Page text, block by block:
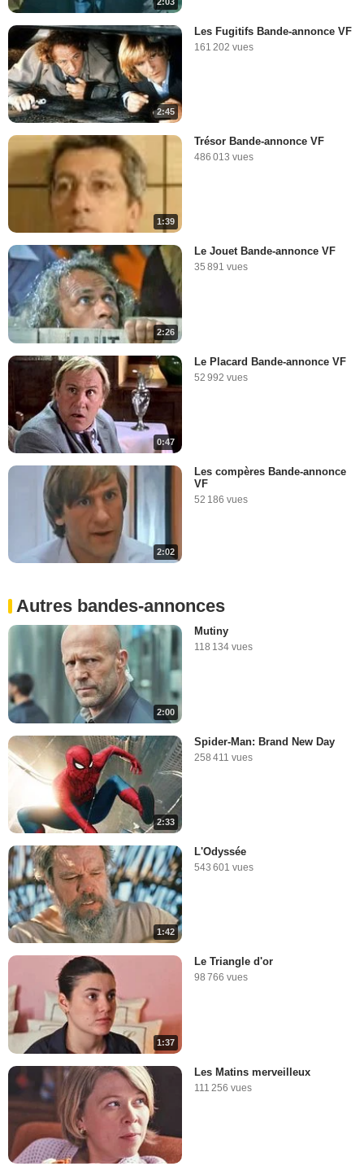
2:45
Les Fugitifs Bande-annonce VF
161 202 vues
1:39
Trésor Bande-annonce VF
486 013 vues
2:26
Le Jouet Bande-annonce VF
35 891 vues
0:47
Le Placard Bande-annonce VF
52 992 vues
2:02
Les compères Bande-annonce
VF
52 186 vues
Autres bandes-annonces
2:00
Mutiny
118 134 vues
2:33
Spider-Man: Brand New Day
258 411 vues
1:42
L'Odyssée
543 601 vues
1:37
Le Triangle d'or
98 766 vues
Les Matins merveilleux
111 256 vues